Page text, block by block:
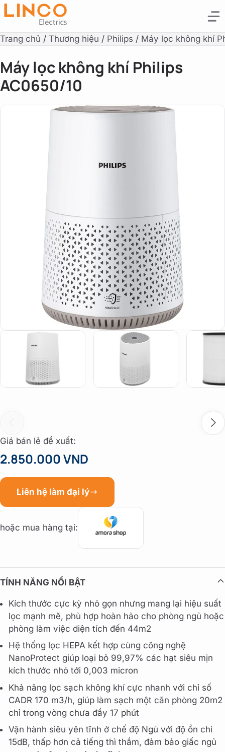
Trang chủ / Thương hiệu / Philips / Máy lọc không khí
Máy lọc không khí Philips
AC0650/10
Giá bán lẻ đề xuất:
2.850.000 VND
Liên hệ làm đại lý
hoặc mua hàng tại:
TÍNH NĂNG NỔI BẬT
Kích thước cực kỳ nhỏ gọn nhưng mang lại hiệu suất
lọc mạnh mẽ, phù hợp hoàn hảo cho phòng ngủ hoặc
phòng làm việc diện tích đến 44m2
Hệ thống lọc HEPA kết hợp cùng công nghệ
NanoProtect giúp loại bỏ 99,97% các hạt siêu mịn
kích thước nhỏ tới 0,003 micron
Khả năng lọc sạch không khí cực nhanh với chỉ số
CADR 170 m3/h, giúp làm sạch một căn phòng 20m2
chỉ trong vòng chưa đầy 17 phút
Vận hành siêu yên tĩnh ở chế độ Ngủ với độ ồn chỉ
15dB, thấp hơn cả tiếng thì thầm, đảm bảo giấc ngủ